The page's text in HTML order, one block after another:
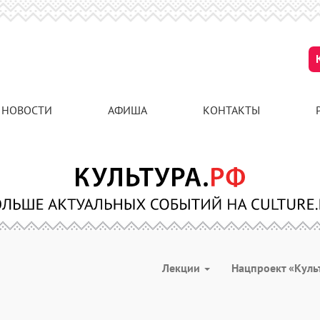
НОВОСТИ АФИША КОНТАКТЫ
Лекции Нацпроект